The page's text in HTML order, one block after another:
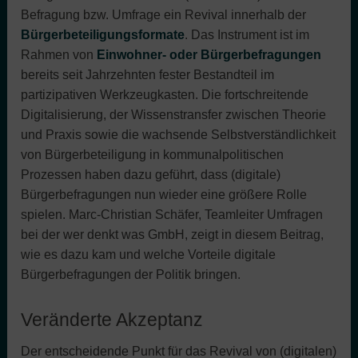
Befragung bzw. Umfrage ein Revival innerhalb der
Bürgerbeteiligungsformate. Das Instrument ist im
Rahmen von Einwohner- oder Bürgerbefragungen
bereits seit Jahrzehnten fester Bestandteil im
partizipativen Werkzeugkasten. Die fortschreitende
Digitalisierung, der Wissenstransfer zwischen Theorie
und Praxis sowie die wachsende Selbstverständlichkeit
von Bürgerbeteiligung in kommunalpolitischen
Prozessen haben dazu geführt, dass (digitale)
Bürgerbefragungen nun wieder eine größere Rolle
spielen. Marc-Christian Schäfer, Teamleiter Umfragen
bei der wer denkt was GmbH, zeigt in diesem Beitrag,
wie es dazu kam und welche Vorteile digitale
Bürgerbefragungen der Politik bringen.
Veränderte Akzeptanz
Der entscheidende Punkt für das Revival von (digitalen)